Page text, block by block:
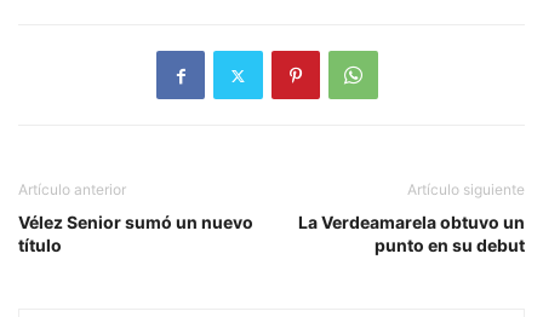
Artículo anterior
Vélez Senior sumó un nuevo
título
Artículo siguiente
La Verdeamarela obtuvo un
punto en su debut